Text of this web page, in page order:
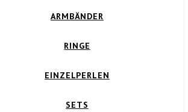
ARMBÄNDER
RINGE
EINZELPERLEN
SETS